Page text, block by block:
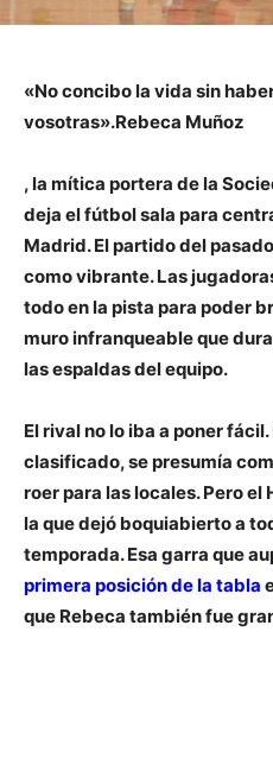
«No concibo la vida sin
vosotras».Rebeca Muñoz
, la mítica portera de la
deja el fútbol sala para
Madrid.El partido del
como vibrante.Las
todo en la pista para poder
muro infranqueable que
las espaldas del equipo.
El rival no lo iba a poner fácil.
clasificado, se presumía
roer para las locales. Pero el
la que dejó boquiabierto a
temporada. Esa garra que
primera posición de la tabla
que Rebeca también fue